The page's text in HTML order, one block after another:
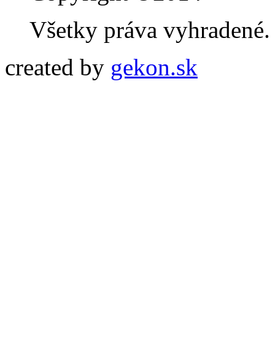
Všetky práva vyhradené.
created by gekon.sk